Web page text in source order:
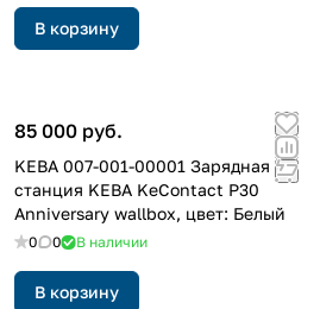
В корзину
85 000 руб.
KEBA 007-001-00001 Зарядная
станция KEBA KeContact P30
Anniversary wallbox, цвет: Белый
0 0 В наличии
В корзину